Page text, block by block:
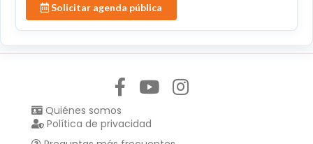
Solicitar agenda pública
Quiénes somos
Política de privacidad